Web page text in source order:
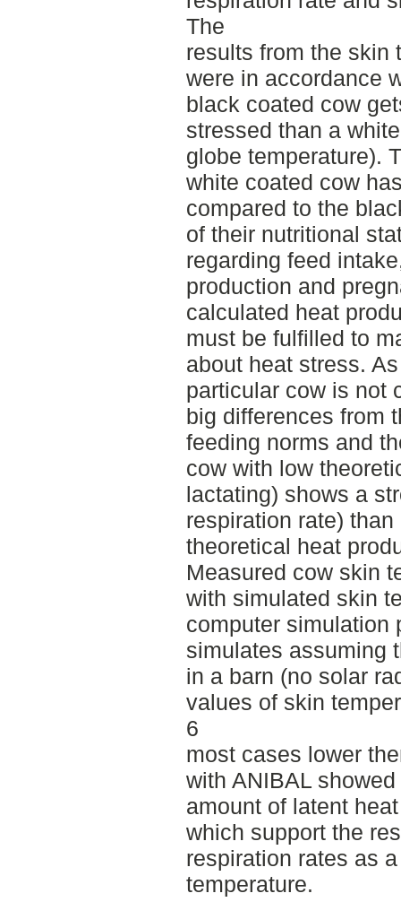
The
results from the skin
were in accordance
black coated cow
stressed than a
globe temperature).
white coated cow
compared to the
of their nutritional
regarding feed
production and
calculated heat
must be fulfilled to
about heat stress.
particular cow is not
big differences from
feeding norms and
cow with low
lactating) shows a
respiration rate)
theoretical heat
Measured cow skin
with simulated skin
computer simulation
simulates assuming
in a barn (no solar
values of skin
6
most cases lower
with ANIBAL
amount of latent
which support the
respiration rates as
temperature.